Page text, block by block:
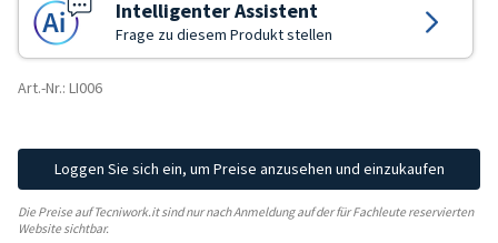
Intelligenter Assistent
Frage zu diesem Produkt stellen
Art.-Nr.: LI006
Loggen Sie sich ein, um Preise anzusehen und einzukaufen
Die Preise auf Tecniwork.it sind nur nach Anmeldung auf der für Fachleute reservierten
Website sichtbar.